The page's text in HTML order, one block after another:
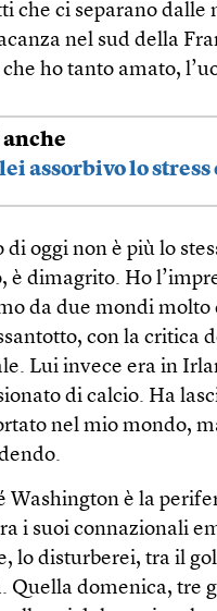
che ci separano dalle
nel sud della
ho tanto amato,
assorbivo lo
di oggi non è più lo
è dimagrito. Ho
da due mondi
con la critica
Lui invece era in
di calcio. Ha
nel mio mondo,
Washington è la
i suoi connazionali
lo disturberei, tra il
Quella domenica, tre